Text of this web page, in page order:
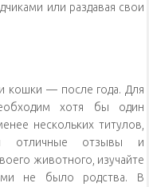
или раздавая свои
кошки — после года. Для
хотя бы один
нескольких титулов,
отличные отзывы и
животного, изучайте
не было родства. В